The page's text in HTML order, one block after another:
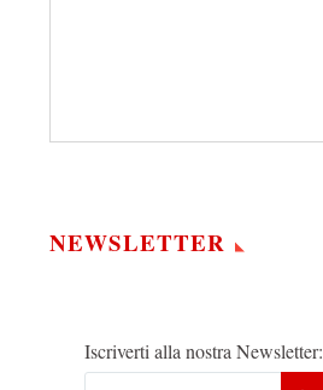
NEWSLETTER
Iscriverti alla nostra Newsletter: